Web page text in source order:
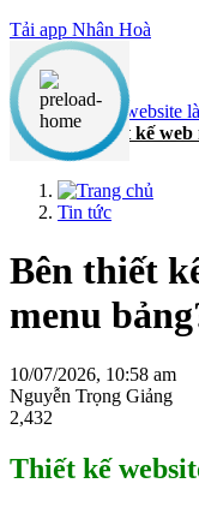
Tải app Nhân Hoà
Nội dung chính
Thiết kế website
Bên thiết kế
Tin tức
Bên thiết
menu
10/07/2026, 10:58 am
Nguyễn Trọng Giảng
2,432
Thiết kế